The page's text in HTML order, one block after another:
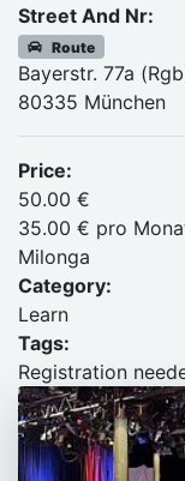
Street And Nr:
Route
Bayerstr. 77a
80335 München
Price:
50.00 €
35.00 € pro
Milonga
Category:
Learn
Tags:
Registration